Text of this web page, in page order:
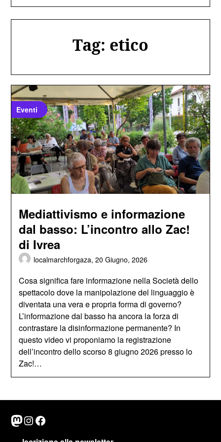
Tag: etico
Eventi
Mediattivismo e informazione
dal basso: L’incontro allo Zac!
di Ivrea
localmarchforgaza,20 Giugno, 2026
Cosa significa fare informazione nella Società dello
spettacolo dove la manipolazione del linguaggio è
diventata una vera e propria forma di governo?
L’informazione dal basso ha ancora la forza di
contrastare la disinformazione permanente? In
questo video vi proponiamo la registrazione
dell’incontro dello scorso 8 giugno 2026 presso lo
Zac!…
Mastodon
Instagram
Facebook